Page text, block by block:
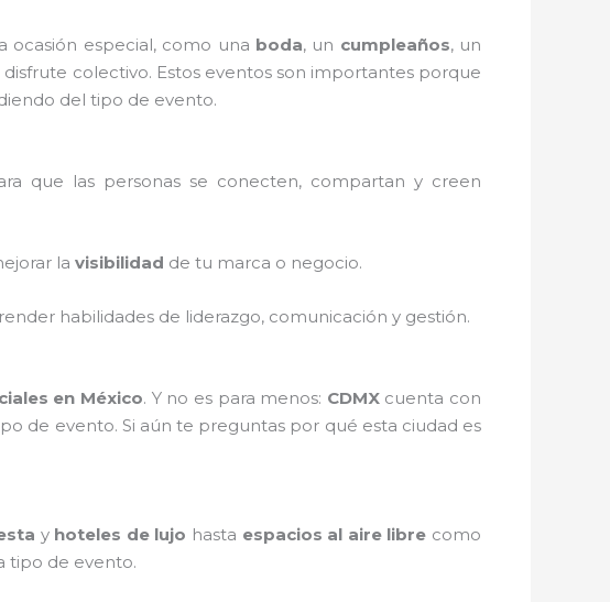
ocasión especial, como una boda, un cumpleaños, un
colectivo. Estos eventos son importantes porque
del tipo de evento.
que las personas se conecten, compartan y creen
la visibilidad de tu marca o negocio.
habilidades de liderazgo, comunicación y gestión.
en México. Y no es para menos: CDMXcuenta con
de evento. Si aún te preguntas por qué esta ciudad es
y hoteles de lujo hasta espacios al aire libre como
tipo de evento.